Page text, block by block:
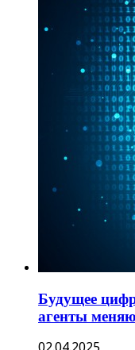
Будущее
агенты